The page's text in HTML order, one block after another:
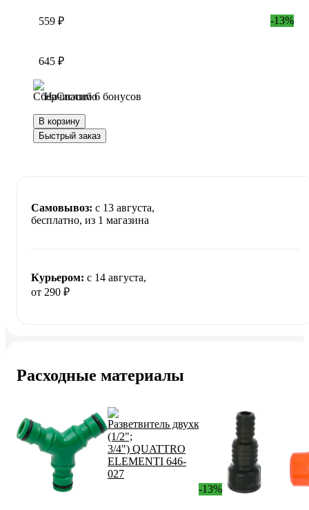
559 ₽ -13%
645 ₽
Начислим 6 бонусов
В корзину
Быстрый заказ
Самовывоз: c 13 августа,
бесплатно, из 1 магазина
Курьером: c 14 августа,
от 290 ₽
Расходные материалы
-13%